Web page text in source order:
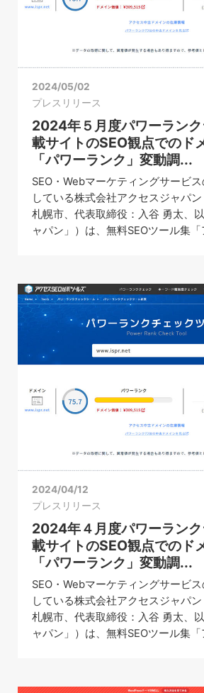
2024/05/02
プレスリリース
2024年５月度パワーラン
載サイトのSEO観点でのド
「パワーランク」変動調...
SEO・Webマーケティングサービ
している株式会社アクセスジャパ
札幌市、代表取締役：入谷 勇太、
ャパン」）は、無料SEOツール集「
2024/04/12
プレスリリース
2024年４月度パワーラン
載サイトのSEO観点でのド
「パワーランク」変動調...
SEO・Webマーケティングサービ
している株式会社アクセスジャパ
札幌市、代表取締役：入谷 勇太、
ャパン」）は、無料SEOツール集「